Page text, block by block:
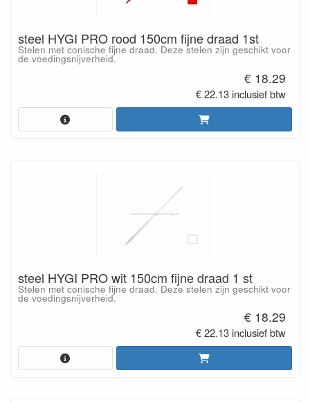
steel HYGI PRO rood 150cm fijne draad 1st
Stelen met conische fijne draad. Deze stelen zijn geschikt voor
de voedingsnijverheid.
€ 18.29
€ 22.13 inclusief btw
steel HYGI PRO wit 150cm fijne draad 1 st
Stelen met conische fijne draad. Deze stelen zijn geschikt voor
de voedingsnijverheid.
€ 18.29
€ 22.13 inclusief btw